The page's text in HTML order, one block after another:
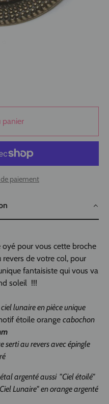
panier
paiement
pour vous cette broche
de votre col, pour
fantaisiste qui vous va
soleil !!!
ciel lunaire en pièce unique
étoile orange cabochon
serti au revers avec épingle
argenté aussi "Ciel étoilé"
Lunaire" en orange argenté